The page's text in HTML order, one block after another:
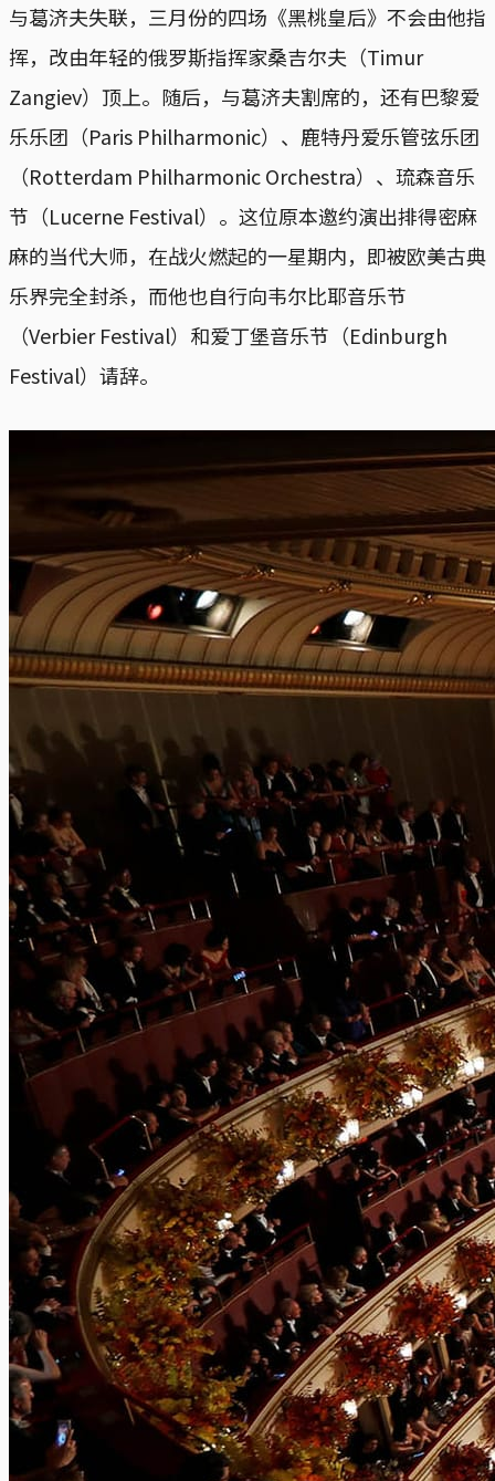
与葛济夫失联，三月份的四场《黑桃皇后》不会由他指
挥，改由年轻的俄罗斯指挥家桑吉尔夫（Timur
Zangiev）顶上。随后，与葛济夫割席的，还有巴黎爱
乐乐团（Paris Philharmonic）、鹿特丹爱乐管弦乐团
（Rotterdam Philharmonic Orchestra）、琉森音乐
节（Lucerne Festival）。这位原本邀约演出排得密麻
麻的当代大师，在战火燃起的一星期内，即被欧美古典
乐界完全封杀，而他也自行向韦尔比耶音乐节
（Verbier Festival）和爱丁堡音乐节（Edinburgh
Festival）请辞。